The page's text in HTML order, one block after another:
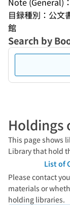
目録種別：公文
館
Search by
Holdings
This page shows
Library that hold
List of
Please contact
materials or
holding libraries.